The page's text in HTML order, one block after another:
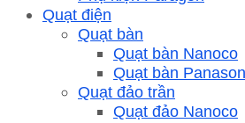
Quạt điện
Quạt bàn
Quạt bàn Nanoco
Quạt bàn
Quạt đảo trần
Quạt đảo Nanoco